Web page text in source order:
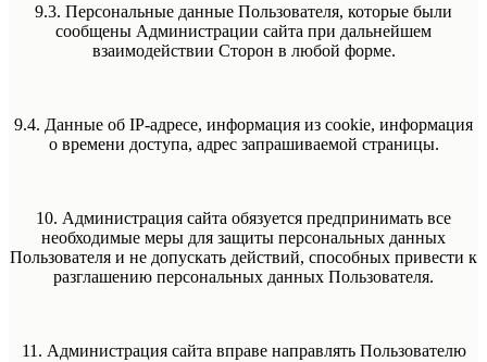
9.3. Персональные данные Пользователя, которые были
сообщены Администрации сайта при дальнейшем
взаимодействии Сторон в любой форме.
9.4. Данные об IP-адресе, информация из cookie, информация
о времени доступа, адрес запрашиваемой страницы.
10. Администрация сайта обязуется предпринимать все
необходимые меры для защиты персональных данных
Пользователя и не допускать действий, способных привести к
разглашению персональных данных Пользователя.
11. Администрация сайта вправе направлять Пользователю